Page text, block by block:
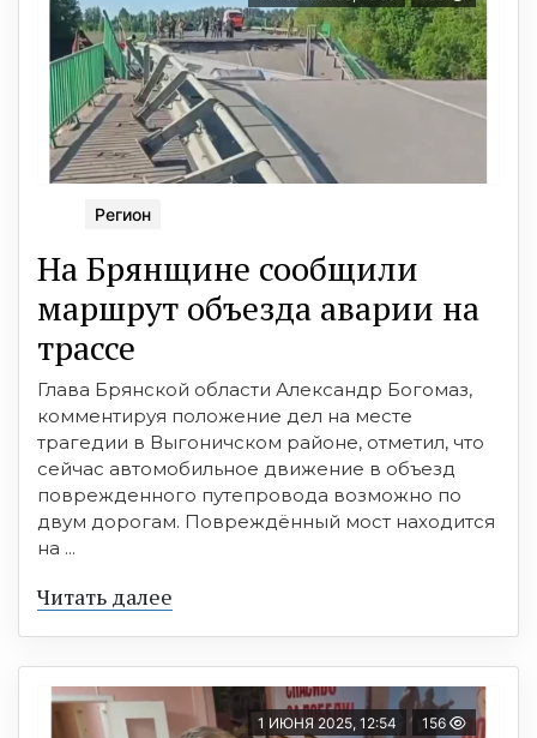
Регион
На Брянщине сообщили
маршрут объезда аварии на
трассе
Глава Брянской области Александр Богомаз,
комментируя положение дел на месте
трагедии в Выгоничском районе, отметил, что
сейчас автомобильное движение в объезд
поврежденного путепровода возможно по
двум дорогам. Повреждённый мост находится
на ...
Читать далее
1 ИЮНЯ 2025, 12:54 156